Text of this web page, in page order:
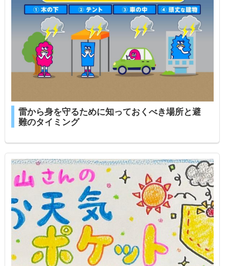
雷から身を守るために知っておくべき場所と避
難のタイミング